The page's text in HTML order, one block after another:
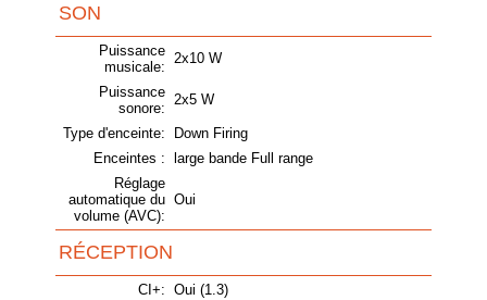
SON
Puissance
musicale:
2x10 W
Puissance
sonore:
2x5 W
Type d'enceinte:
Down Firing
Enceintes :
large bande Full range
Réglage
automatique du
volume (AVC):
Oui
RÉCEPTION
CI+: Oui (1.3)